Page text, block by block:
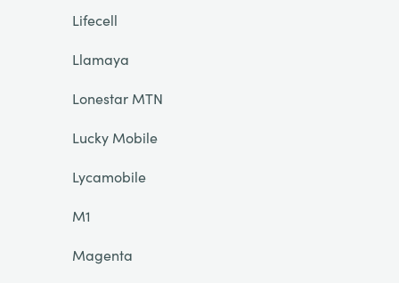
Lifecell
Llamaya
Lonestar MTN
Lucky Mobile
Lycamobile
M1
Magenta